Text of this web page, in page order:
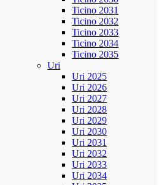
Ticino 2031
Ticino 2032
Ticino 2033
Ticino 2034
Ticino 2035
Uri
Uri 2025
Uri 2026
Uri 2027
Uri 2028
Uri 2029
Uri 2030
Uri 2031
Uri 2032
Uri 2033
Uri 2034